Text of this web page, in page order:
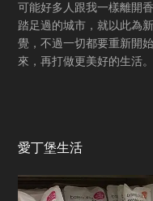
可能好多人跟我一樣離開
踏足過的城市，就以此為
覺，不過一切都要重新開
來，再打做更美好的生活。
愛丁堡生活